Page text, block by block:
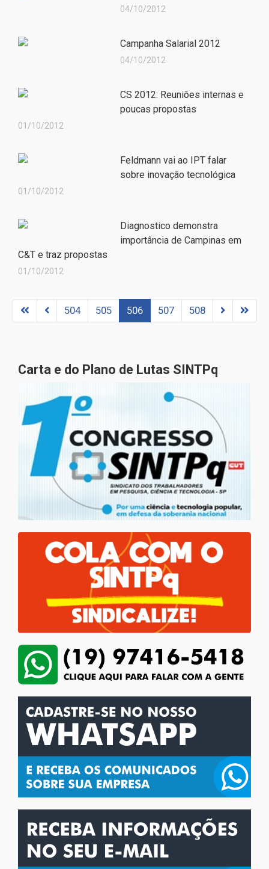
04/10/2012
Campanha Salarial 2012
04/10/2012
CS 2012: Reuniões internas e
poucas propostas
01/10/2012
Feldmann vai ao IPT falar
sobre inovação tecnológica
01/10/2012
Diagnostico demonstra
importância de Campinas em
C&T e traz propostas
01/10/2012
504 505 506 507 508
Carta e do Plano de Lutas SINTPq